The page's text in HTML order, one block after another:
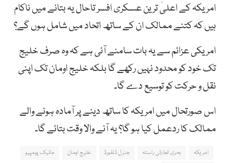
امریکہ کے اعلیٰ ترین عسکری افسر تاحال یہ بتانے میں ناکام
ہیں کہ کتنے ممالک ان کے ساتھ اتحاد میں شامل ہوں گے؟
امریکی عزائم سے یہ بات سامنے آئی ہے کہ وہ صرف خلیج
تک خود کو محدود نہیں رکھے گا بلکہ خلیج اومان تک اپنی
نقل و حرکت کو توسیع دے گا۔
اس صورتحال میں امریکہ کا ساتھ دینے پر آمادہ ہونے والے
ممالک کا ردعمل کیا ہو گا؟ یہ آنے والا وقت بتائے گا۔
امریکہ بحری تجارتی راستہ جنرل ڈنفورڈ خلیج اومان
مائیک پومپیو